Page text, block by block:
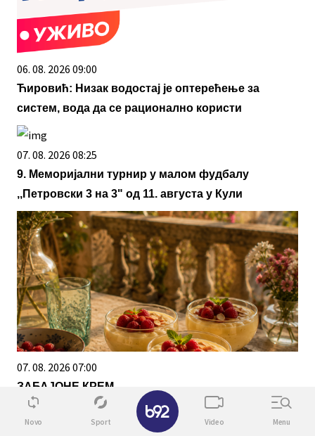
06. 08. 2026 09:00
Ћировић: Низак водостај је оптерећење за
систем, вода да се рационално користи
07. 08. 2026 08:25
9. Меморијални турнир у малом фудбалу
,,Петровски 3 на 3" од 11. августа у Кули
07. 08. 2026 07:00
ЗАБАЈОНЕ КРЕМ
Novo Sport Video Menu
✕